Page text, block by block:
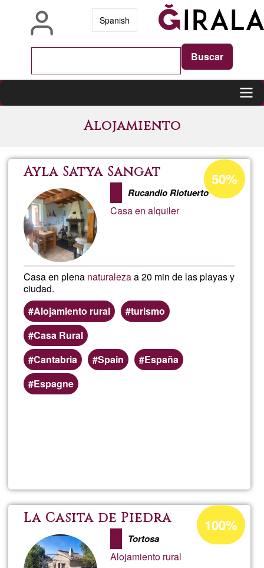
Spanish
navigation
Alojamiento
Ayla Satya Sangat
Rucandio Riotuerto
Casa en alquiler
Casa en plena naturalezaa 20 min de las playas y
ciudad.
Alojamiento rural
turismo
Casa Rural
Cantabria
Spain
España
Espagne
Percentuale
di
accettazione
50%
Satya
Sangat
La Casita de Piedra
Tortosa
Alojamiento rural
Percentuale
di
accettazione
100%